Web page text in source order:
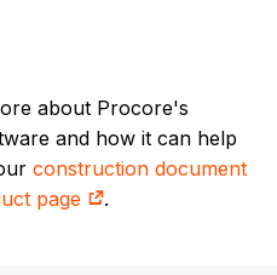
about Procore's
and how it can help
construction document
page
.